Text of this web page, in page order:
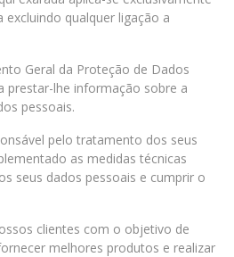
excluindo qualquer ligação a
Geral da Proteção de Dados
prestar-lhe informação sobre a
pessoais.
pelo tratamento dos seus
as medidas técnicas
seus dados pessoais e cumprir o
clientes com o objetivo de
melhores produtos e realizar